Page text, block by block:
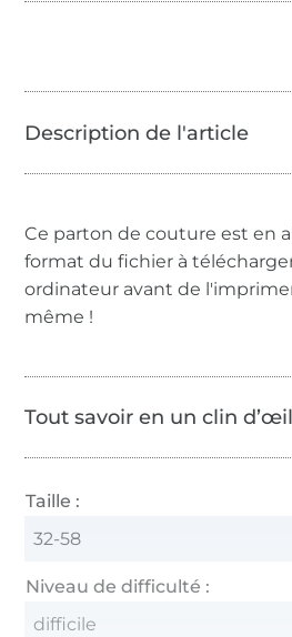
Ce parton de couture est en
format du fichier à
ordinateur avant de
même !
Tout savoir en un clin d’œil
Taille :
32-58
Niveau de difficulté :
difficile